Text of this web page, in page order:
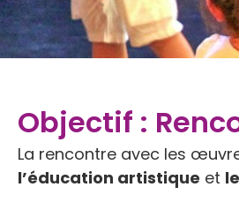
Objectif :
La rencontre avec les
l’éducation artistique et le